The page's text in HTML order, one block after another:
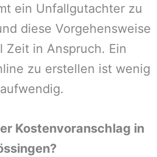
ein Unfallgutachter zu
diese Vorgehensweise
Zeit in Anspruch. Ein
zu erstellen ist wenig
Kostenvoranschlag in
?